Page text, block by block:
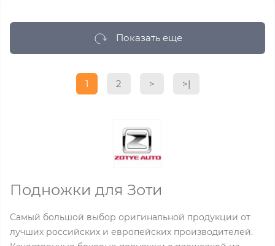
Показать еще
1 2 > >|
Подножки для Зоти
Самый большой выбор оригинальной продукции от
лучших российских и европейских производителей.